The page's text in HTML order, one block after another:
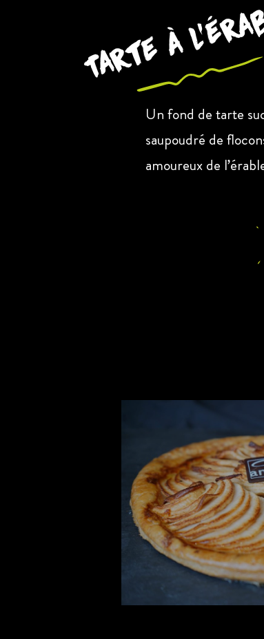
Tarte à
Un fond de tarte
saupoudré de
amoureux de